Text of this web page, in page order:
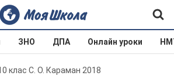
ЗНО ДПА Онлайн уроки
клас С. О. Караман 2018